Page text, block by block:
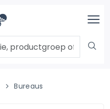
Bureaus